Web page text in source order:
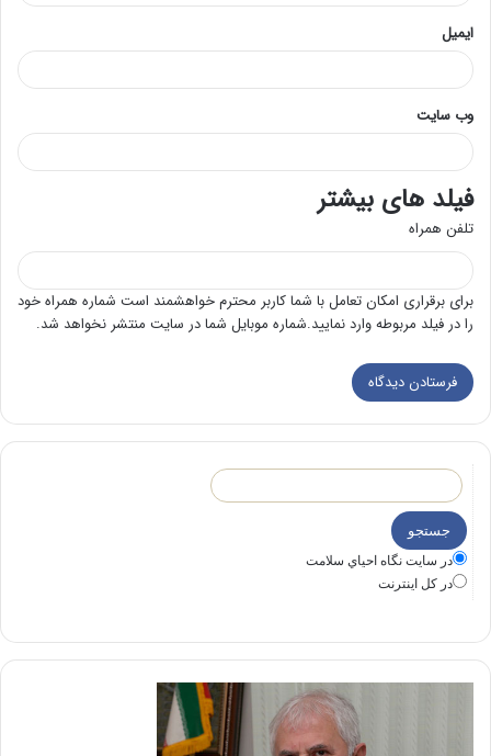
ایمیل
وب‌ سایت
فیلد های بیشتر
تلفن همراه
برای برقراری امکان تعامل با شما کاربر محترم خواهشمند است شماره همراه خود
را در فیلد مربوطه وارد نمایید.شماره موبایل شما در سایت منتشر نخواهد شد.
در سايت نگاه احياي سلامت
در كل اينترنت